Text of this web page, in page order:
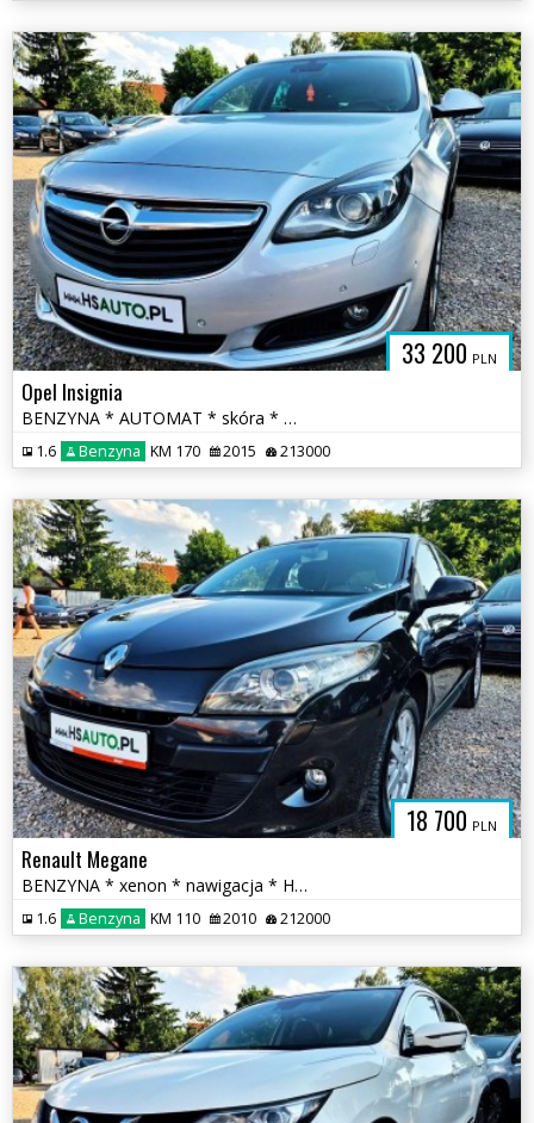
33 200 PLN
Opel Insignia
BENZYNA * AUTOMAT * skóra * martwa strefa * KAMERA * nawigacja * lift
1.6 Benzyna KM 170 2015 213000
18 700 PLN
Renault Megane
BENZYNA * xenon * nawigacja * HANDS FREE * super * OKAZJA * 5 drzwi
1.6 Benzyna KM 110 2010 212000